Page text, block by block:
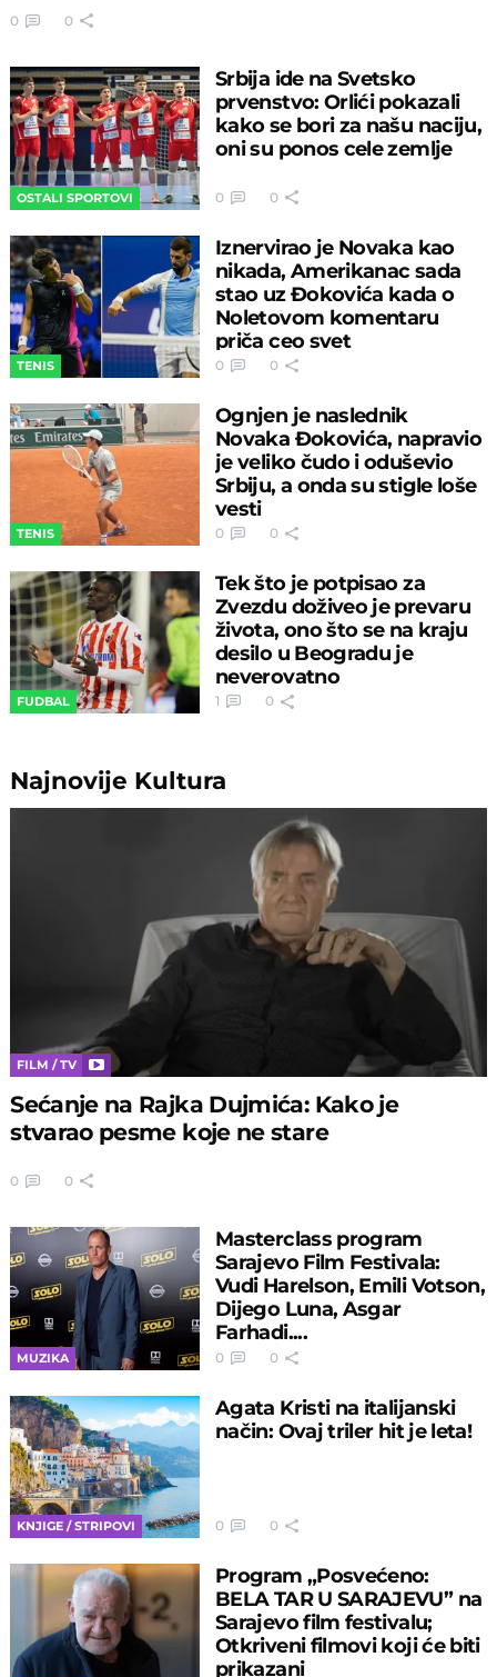
0 0
OSTALI SPORTOVI
Srbija ide na Svetsko
prvenstvo: Orlići pokazali
kako se bori za našu naciju,
oni su ponos cele zemlje
0 0
TENIS
Iznervirao je Novaka kao
nikada, Amerikanac sada
stao uz Đokovića kada o
Noletovom komentaru
priča ceo svet
0 0
TENIS
Ognjen je naslednik
Novaka Đokovića, napravio
je veliko čudo i oduševio
Srbiju, a onda su stigle loše
vesti
0 0
FUDBAL
Tek što je potpisao za
Zvezdu doživeo je prevaru
života, ono što se na kraju
desilo u Beogradu je
neverovatno
1 0
Najnovije Kultura
FILM / TV
Sećanje na Rajka Dujmića: Kako je
stvarao pesme koje ne stare
0 0
MUZIKA
Masterclass program
Sarajevo Film Festivala:
Vudi Harelson, Emili Votson,
Dijego Luna, Asgar
Farhadi....
0 0
KNJIGE / STRIPOVI
Agata Kristi na italijanski
način: Ovaj triler hit je leta!
0 0
Program „Posvećeno:
BELA TAR U SARAJEVU” na
Sarajevo film festivalu;
Otkriveni filmovi koji će biti
prikazani